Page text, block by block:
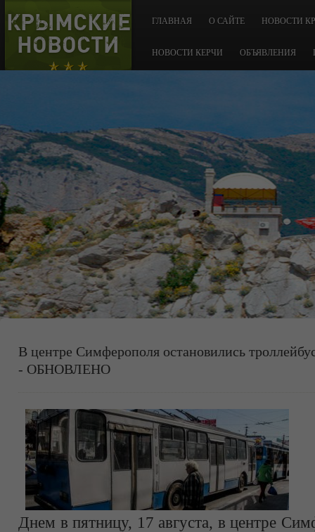
КРЫМСКИЕ
НОВОСТИ
ГЛАВНАЯ О САЙТЕ НОВОСТИ
НОВОСТИ КЕРЧИ ОБЪЯВЛЕНИЯ
В центре Симферополя остановились
- ОБНОВЛЕНО
Днем в пятницу, 17 августа, в центре